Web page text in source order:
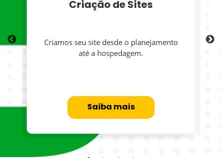
Criação de Sites
Criamos seu site desde o planejamento
até a hospedagem.
Saiba mais